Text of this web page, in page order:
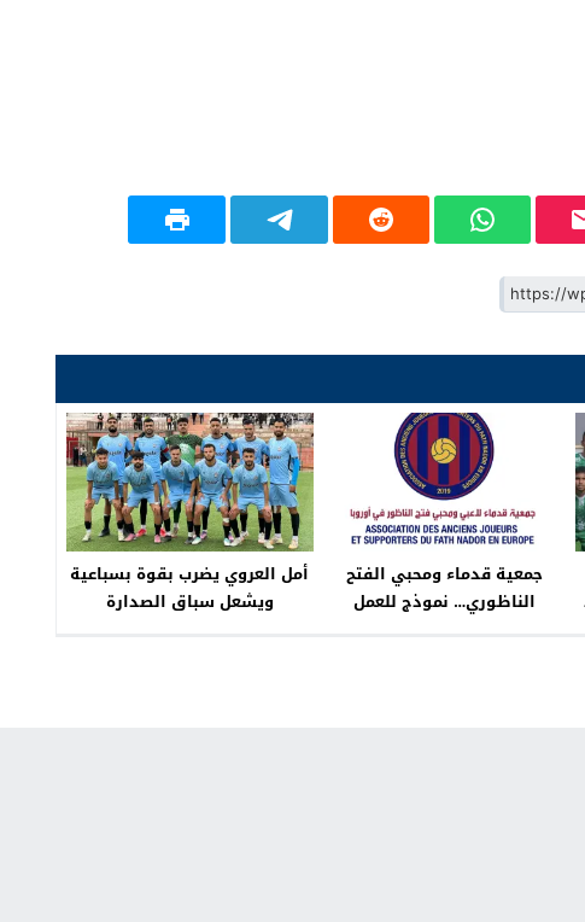
جمعية قدماء ومحبي الفتح
الناظوري… نموذج للعمل
أمل العروي يضرب بقوة بسباعية
ويشعل سباق الصدارة